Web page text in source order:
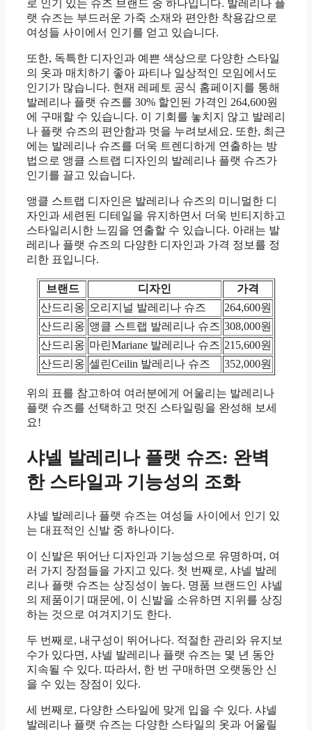
로 인기 있는 슈즈 브랜드 중 하나입니다. 발레리나 플
랫 슈즈는 부드러운 가죽 소재와 편안한 착용감으로
여성들 사이에서 인기를 얻고 있습니다.
또한, 독특한 디자인과 예쁜 색상으로 다양한 스타일
의 옷과 매치하기 좋아 파티나 일상적인 모임에서도
인기가 많습니다. 현재 레페토 공식 홈페이지를 통해
발레리나 플랫 슈즈를 30% 할인된 가격인 264,600원
에 구매할 수 있습니다. 이 기회를 놓치지 않고 발레리
나 플랫 슈즈의 편안함과 멋을 누려보세요. 또한, 최근
에는 발레리나 슈즈를 더욱 트렌디하게 연출하는 방
법으로 앵클 스트랩 디자인의 발레리나 플랫 슈즈가
인기를 끌고 있습니다.
앵클 스트랩 디자인은 발레리나 슈즈의 미니멀한 디
자인과 세련된 디테일을 유지하면서 더욱 빈티지하고
스타일리시한 느낌을 연출할 수 있습니다. 아래는 발
레리나 플랫 슈즈의 다양한 디자인과 가격 정보를 정
리한 표입니다.
브랜드 디자인
가격
산드리옹 오리지널 발레리나 슈즈
264,600원
산드리옹 앵클 스트랩 발레리나 슈즈 308,000원
산드리옹 마린Mariane 발레리나 슈즈 215,600원
산드리옹 셀린Ceilin 발레리나 슈즈 352,000원
위의 표를 참고하여 여러분에게 어울리는 발레리나
플랫 슈즈를 선택하고 멋진 스타일링을 완성해 보세
요!
샤넬 발레리나 플랫 슈즈: 완벽
한 스타일과 기능성의 조화
샤넬 발레리나 플랫 슈즈는 여성들 사이에서 인기 있
는 대표적인 신발 중 하나이다.
이 신발은 뛰어난 디자인과 기능성으로 유명하며, 여
러 가지 장점들을 가지고 있다. 첫 번째로, 샤넬 발레
리나 플랫 슈즈는 상징성이 높다. 명품 브랜드인 샤넬
의 제품이기 때문에, 이 신발을 소유하면 지위를 상징
하는 것으로 여겨지기도 한다.
두 번째로, 내구성이 뛰어나다. 적절한 관리와 유지보
수가 있다면, 샤넬 발레리나 플랫 슈즈는 몇 년 동안
지속될 수 있다. 따라서, 한 번 구매하면 오랫동안 신
을 수 있는 장점이 있다.
세 번째로, 다양한 스타일에 맞게 입을 수 있다. 샤넬
발레리나 플랫 슈즈는 다양한 스타일의 옷과 어울릴